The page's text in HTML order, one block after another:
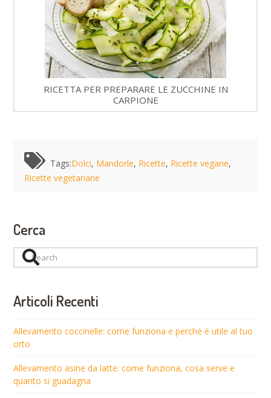
RICETTA PER PREPARARE LE ZUCCHINE IN
CARPIONE
Tags:Dolci, Mandorle, Ricette, Ricette vegane,
Ricette vegetariane
Cerca
Search
Articoli Recenti
Allevamento coccinelle: come funziona e perché è utile al tuo
orto
Allevamento asine da latte: come funziona, cosa serve e
quanto si guadagna